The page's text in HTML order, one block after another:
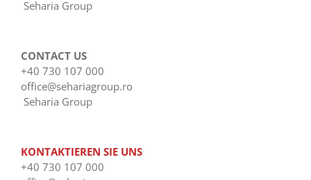
Seharia Group
CONTACT US
+40 730 107 000
office@sehariagroup.ro
Seharia Group
KONTAKTIEREN SIE UNS
+40 730 107 000